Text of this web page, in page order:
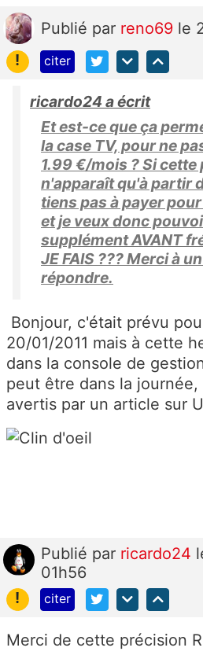
Publié par reno69 le
!
citer
ricardo24 a écrit
Et est-ce que ça
la case TV, pour ne
1.99 €/mois ? Si
n'apparaît qu'à partir
tiens pas à payer
et je veux donc
supplément AVANT
JE FAIS ??? Merci à
répondre.
Bonjour, c'était prévu
20/01/2011 mais à cette
dans la console de
peut être dans la
avertis par un article sur
Publié par ricardo24
01h56
!
citer
Merci de cette précision